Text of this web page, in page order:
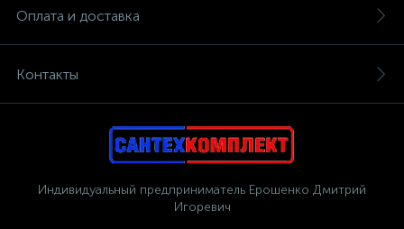
Оплата и доставка
Контакты
Индивидуальный предприниматель Ерошенко Дмитрий
Игоревич